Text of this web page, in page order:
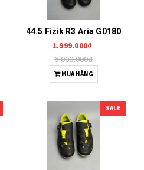
44.5 Fizik R3 Aria G0180
1.999.000₫
6.000.000₫
MUA HÀNG
SALE